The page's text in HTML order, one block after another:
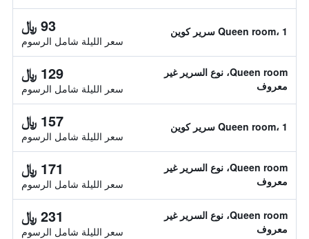
Queen room، 1 سرير كوين 93 ﷼
سعر الليلة شامل الرسوم
Queen room، نوع السرير غير
معروف
129 ﷼
سعر الليلة شامل الرسوم
Queen room، 1 سرير كوين 157 ﷼
سعر الليلة شامل الرسوم
Queen room، نوع السرير غير
معروف
171 ﷼
سعر الليلة شامل الرسوم
Queen room، نوع السرير غير
معروف
231 ﷼
سعر الليلة شامل الرسوم